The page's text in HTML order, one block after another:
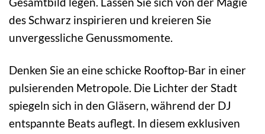
des Schwarz inspirieren und kreieren Sie
unvergessliche Genussmomente.
Denken Sie an eine schicke Rooftop-Bar in einer
pulsierenden Metropole. Die Lichter der Stadt
spiegeln sich in den Gläsern, während der DJ
entspannte Beats auflegt. In diesem exklusiven